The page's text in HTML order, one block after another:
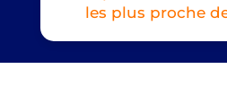
les plus proche